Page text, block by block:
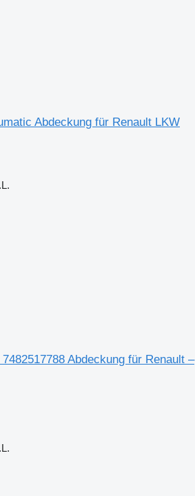
Abdeckung für Renault LKW
Abdeckung für Renault –